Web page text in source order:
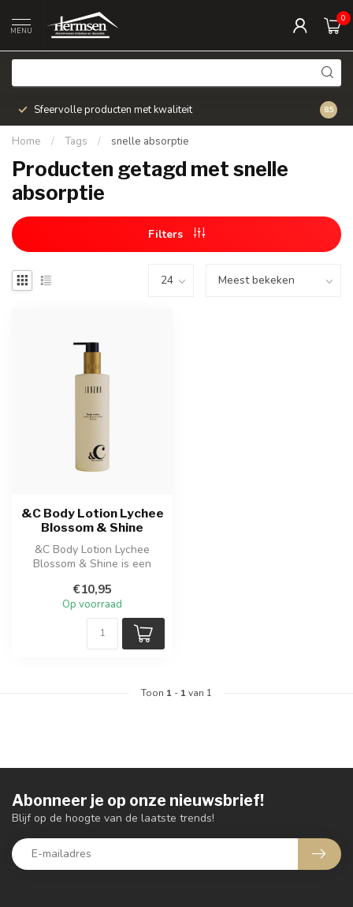
MENU
0
Sfeervolle producten met kwaliteit Snel
8.5
Home / Tags / snelle absorptie
Producten getagd met snelle
absorptie
Filters
&C Body Lotion Lychee
Blossom & Shine
&C Body Lotion Lychee
Blossom & Shine is een
huid inte...
€10,95
Op voorraad
Toon 1 - 1van 1
Abonneer je op onze nieuwsbrief!
Blijf op de hoogte van de laatste trends!